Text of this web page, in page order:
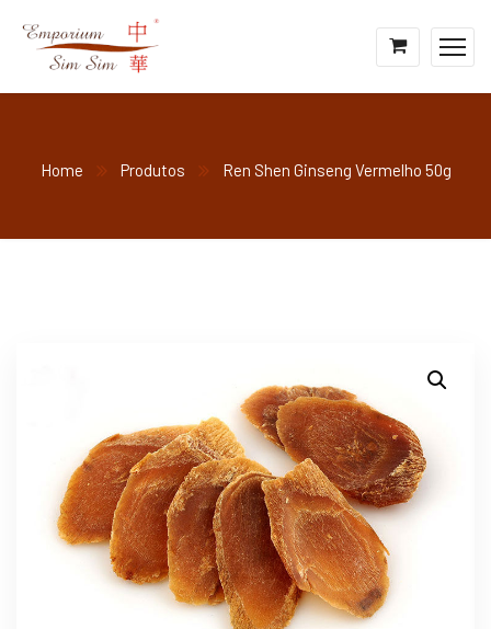
Home Produtos Ren Shen Ginseng Vermelho 50g